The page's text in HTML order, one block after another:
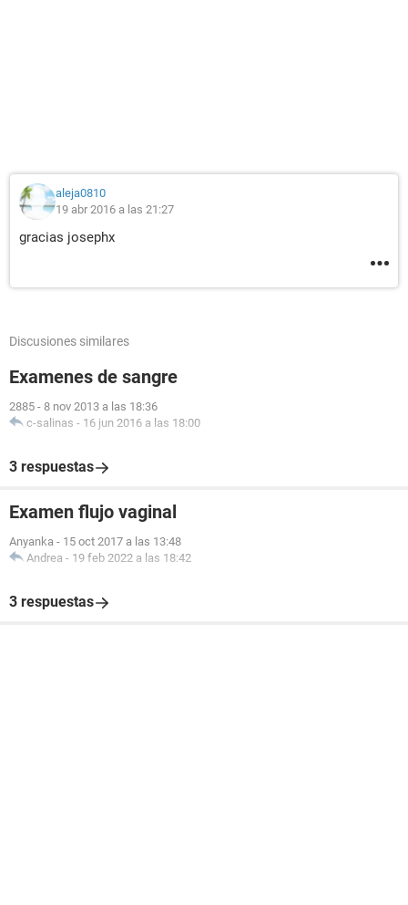
aleja0810
19 abr 2016 a las 21:27
gracias josephx
Discusiones similares
Examenes de sangre
2885 - 8 nov 2013 a las 18:36
c-salinas - 16 jun 2016 a las 18:00
3 respuestas
Examen flujo vaginal
Anyanka - 15 oct 2017 a las 13:48
Andrea - 19 feb 2022 a las 18:42
3 respuestas